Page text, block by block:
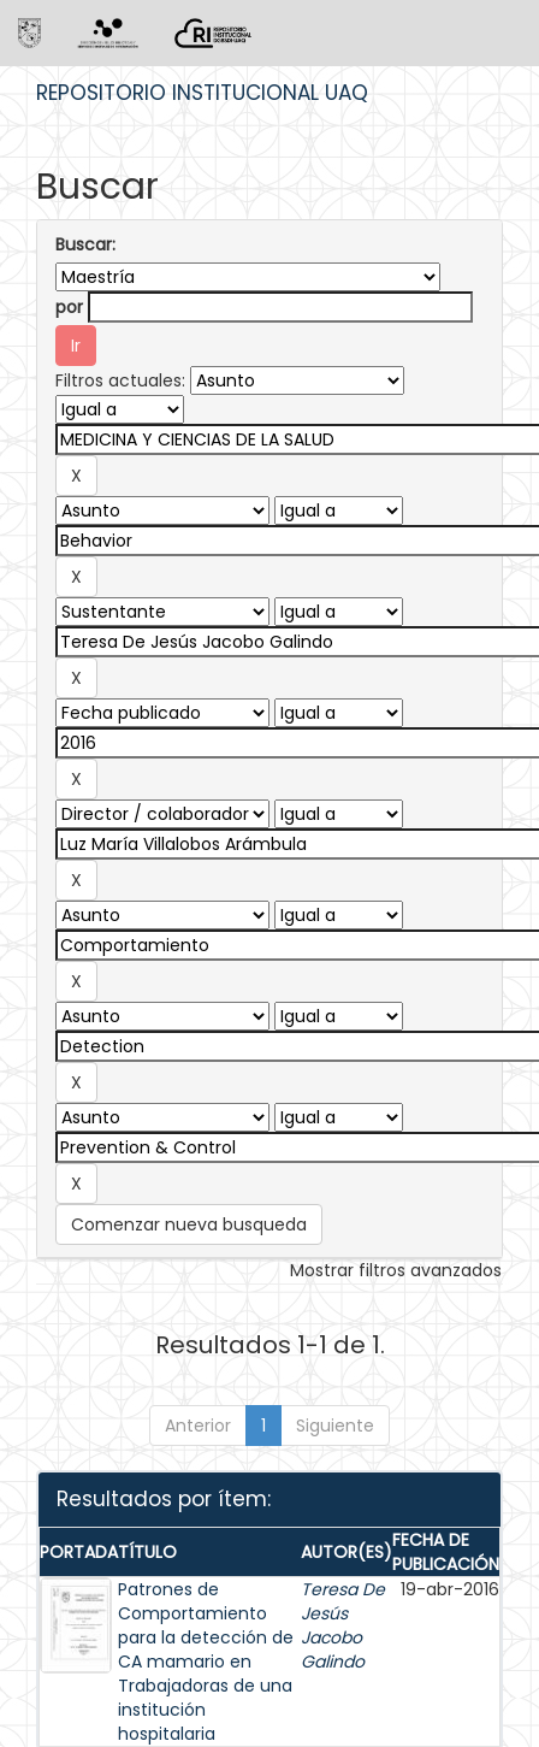
REPOSITORIO INSTITUCIONAL UAQ
Buscar
Buscar:
por
Filtros actuales:
Comenzar nueva busqueda
Mostrar filtros avanzados
Resultados 1-1 de 1.
Anterior 1 Siguiente
Resultados por ítem:
PORTADATÍTULO AUTOR(ES)FECHA DE
PUBLICACIÓN
Patrones de
Comportamiento
para la detección de
CA mamario en
Trabajadoras de una
institución
hospitalaria
Teresa De
Jesús
Jacobo
Galindo
19-abr-2016